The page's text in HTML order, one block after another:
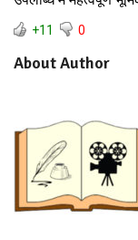
+11 0
About Author